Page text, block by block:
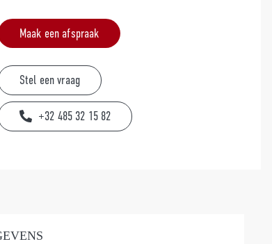
Maak een afspraak
Stel een vraag
+32 485 32 15 82